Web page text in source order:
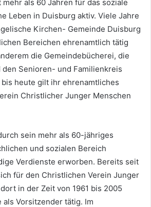
mehr als 60 Jahren für das soziale
Leben in Duisburg aktiv. Viele Jahre
Kirchen- Gemeinde Duisburg
Bereichen ehrenamtlich tätig
die Gemeindebücherei, die
Senioren- und Familienkreis
heute gilt ihr ehrenamtliches
Christlicher Junger Menschen
sein mehr als 60-jähriges
und sozialen Bereich
Verdienste erworben. Bereits seit
für den Christlichen Verein Junger
in der Zeit von 1961 bis 2005
Vorsitzender tätig. Im